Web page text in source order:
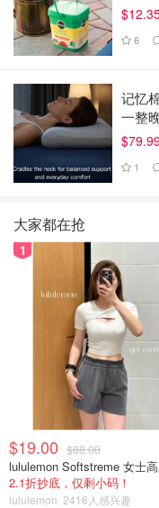
6
记忆
一整
1
大家都在抢
1
$19.00 $88.00
2.1折抄底，仅剩小码！
lululemon 2416人感兴趣